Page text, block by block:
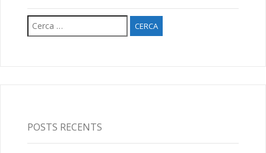
Cerca:
POSTS RECENTS